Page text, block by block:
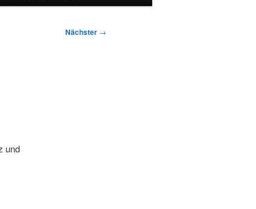
Nächster →
und